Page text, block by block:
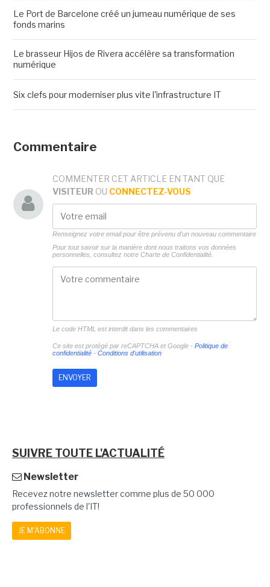
Le Port de Barcelone créé un jumeau numérique de ses
fonds marins
Le brasseur Hijos de Rivera accélère sa transformation
numérique
Six clefs pour moderniser plus vite l'infrastructure IT
Commentaire
COMMENTER CET ARTICLE EN TANT QUE
VISITEUR OU CONNECTEZ-VOUS
Renseignez votre email pour être prévenu d'un nouveau commentaire
Pour tout savoir sur la manière dont nous traitons vos données
personnelles, consultez notre Charte de Confidentialité.
Le code HTML est interdit dans les commentaires
Ce site est protégé par reCAPTCHA et Google - Politique de
confidentialité- Conditions d'utilisation
SUIVRE TOUTE L'ACTUALITÉ
Newsletter
Recevez notre newsletter comme plus de 50 000
professionnels de l'IT!
JE M'ABONNE